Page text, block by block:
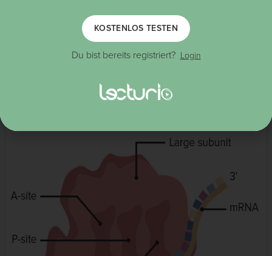
-Stelle: Polypeptidyl-Stelle
E-Stelle: Exit-Stelle
Leserichtung dermRNAvom 5′- zum 3′-Ende
angelagert an das raue endoplasmatische Retikulum
KOSTENLOS TESTEN
Du bist bereits registriert? Login